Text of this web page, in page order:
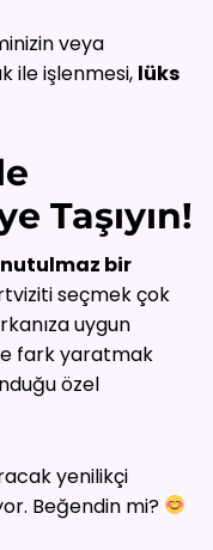
veya
ile işlenmesi, lüks
Taşıyın!
bir
seçmek çok
uygun
fark yaratmak
özel
yenilikçi
Beğendin mi?